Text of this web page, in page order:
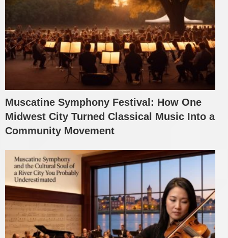
Muscatine Symphony Festival: How One
Midwest City Turned Classical Music Into a
Community Movement